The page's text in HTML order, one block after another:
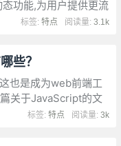
功能,为用户提供更流
是通过嵌入在HTML
阅读量:3.1k
标签:特点
些？
也是成为web前端工
关于JavaScript的文
站浏览器上运行的编
阅读量:3k
标签:特点